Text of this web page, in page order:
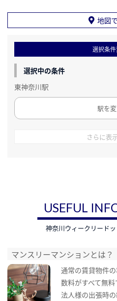
地図
選択条
選択中の条件
東神奈川駅
駅を
さらに表
USEFUL
神奈川ウィークリード
マンスリーマンションとは？
通常の賃貸物件
数料がすべて無料
法人様の出張時